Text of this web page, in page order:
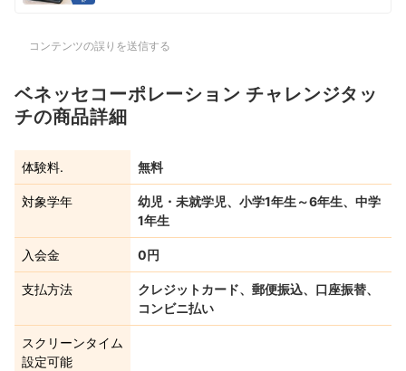
コンテンツの誤りを送信する
ベネッセコーポレーション チャレンジタッ
チの商品詳細
体験料. 無料
対象学年
幼児・未就学児、小学1年生～6年生、中学
1年生
入会金 0円
支払方法
クレジットカード、郵便振込、口座振替、
コンビニ払い
スクリーンタイム
設定可能